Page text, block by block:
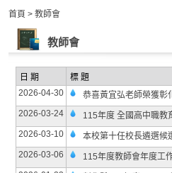
首頁 > 教師會
教師會
日 期
標 題
2026-04-30
恭喜黃宜弘老師榮獲彰
2026-03-24
115年度 全國高中職
2026-03-10
本校第十任校長遴選候
2026-03-06
115年度教師會年度工